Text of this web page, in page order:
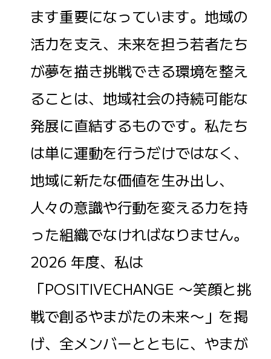
ます重要になっています。地域の
活力を支え、未来を担う若者たち
が夢を描き挑戦できる環境を整え
ることは、地域社会の持続可能な
発展に直結するものです。私たち
は単に運動を行うだけではなく、
地域に新たな価値を生み出し、
人々の意識や行動を変える力を持
った組織でなければなりません。
2026 年度、私は
「POSITIVECHANGE 〜笑顔と挑
戦で創るやまがたの未来〜」を掲
げ、全メンバーとともに、やまが